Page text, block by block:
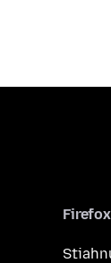
Firefox